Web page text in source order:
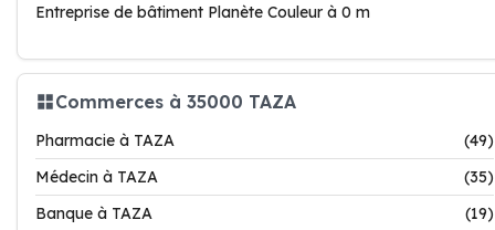
Entreprise de bâtiment Planète Couleur à 0 m
Commerces à 35000 TAZA
Pharmacie à TAZA
(49)
Médecin à TAZA
(35)
Banque à TAZA
(19)